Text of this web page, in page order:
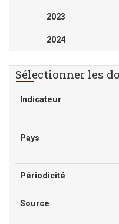
2023
2024
Sélectionner les
Indicateur
Pays
Périodicité
Source